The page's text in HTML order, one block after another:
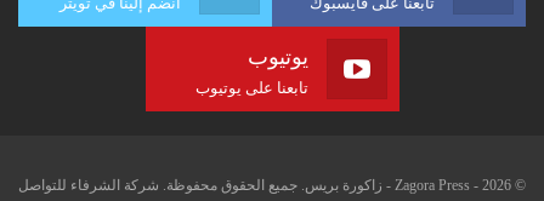
يوتيوب
تابعنا على يوتيوب
© 2026 - Zagora Press - زاكورة بريس. جميع الحقوق محفوظة. شركة الشرفاء للتواصل